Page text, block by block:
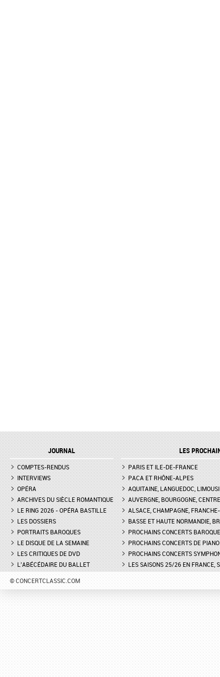
JOURNAL
COMPTES-RENDUS
INTERVIEWS
OPÉRA
ARCHIVES DU SIÈCLE ROMANTIQUE
LE RING 2026 - OPÉRA BASTILLE
LES DOSSIERS
PORTRAITS BAROQUES
LE DISQUE DE LA SEMAINE
LES CRITIQUES DE DVD
L'ABÉCÉDAIRE DU BALLET
LES
PARIS ET ILE-DE-FRANCE
PACA ET RHÔNE-ALPES
AQUITAINE, LANGUEDOC,
AUVERGNE, BOURGOGNE, CENTRE
ALSACE, CHAMPAGNE,
BASSE ET HAUTE NORMANDIE,
PROCHAINS CONCERTS
PROCHAINS CONCERTS DE PIANO
PROCHAINS CONCERTS
LES SAISONS 25/26 EN FRANCE,
© CONCERTCLASSIC.COM